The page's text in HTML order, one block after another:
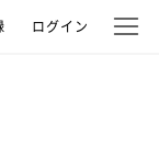
ログイン